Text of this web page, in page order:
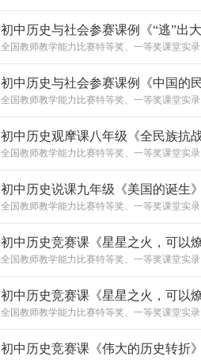
全国教师教学能力比赛特等奖、一等奖课堂实录
全国教师教学能力比赛特等奖、一等奖课堂实录
全国教师教学能力比赛特等奖、一等奖课堂实录
全国教师教学能力比赛特等奖、一等奖课堂实录
全国教师教学能力比赛特等奖、一等奖课堂实录
全国教师教学能力比赛特等奖、一等奖课堂实录